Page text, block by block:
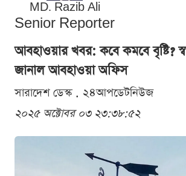
MD. Razib Ali
Senior Reporter
আবহাওয়ার খবর: কবে কমবে বৃষ্টি?
জানাল আবহাওয়া অফিস
সারাদেশ ডেস্ক . ২৪আপডেটনিউজ
২০২৫ অক্টোবর ০৩ ২৩:৩৮:৫২